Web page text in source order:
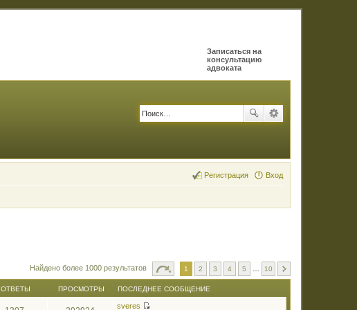
Записаться на
консультацию
адвоката
Вход
Регистрация
Найдено более 1000 результатов 1 2 3 4 5 10
ОТВЕТЫ ПРОСМОТРЫ ПОСЛЕДНЕЕ СООБЩЕНИЕ
sveres